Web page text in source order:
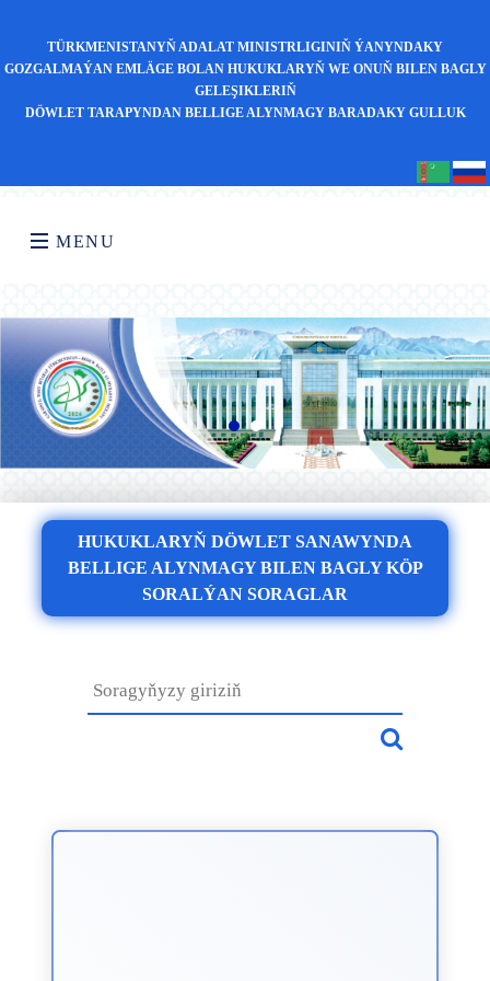
TÜRKMENISTANYŇ ADALAT MINISTRLIGINIŇ ÝANYNDAKY
GOZGALMAÝAN EMLÄGE BOLAN HUKUKLARYŇ WE ONUŇ BILEN BAGLY
GELEŞIKLERIŇ
DÖWLET TARAPYNDAN BELLIGE ALYNMAGY BARADAKY GULLUK
MENU
HUKUKLARYŇ DÖWLET SANAWYNDA
BELLIGE ALYNMAGY BILEN BAGLY KÖP
SORALÝAN SORAGLAR